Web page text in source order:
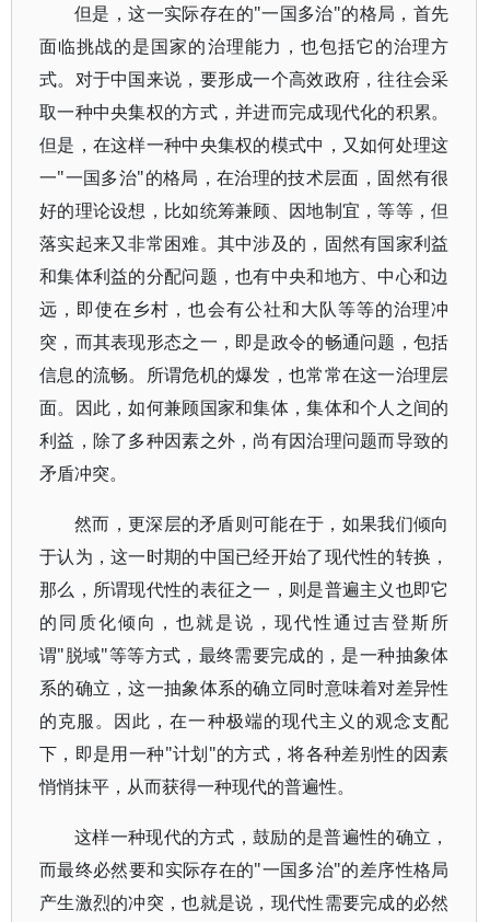
但是，这一实际存在的"一国多治"的格局，首先
面临挑战的是国家的治理能力，也包括它的治理方
式。对于中国来说，要形成一个高效政府，往往会采
取一种中央集权的方式，并进而完成现代化的积累。
但是，在这样一种中央集权的模式中，又如何处理这
一"一国多治"的格局，在治理的技术层面，固然有很
好的理论设想，比如统筹兼顾、因地制宜，等等，但
落实起来又非常困难。其中涉及的，固然有国家利益
和集体利益的分配问题，也有中央和地方、中心和边
远，即使在乡村，也会有公社和大队等等的治理冲
突，而其表现形态之一，即是政令的畅通问题，包括
信息的流畅。所谓危机的爆发，也常常在这一治理层
面。因此，如何兼顾国家和集体，集体和个人之间的
利益，除了多种因素之外，尚有因治理问题而导致的
矛盾冲突。
然而，更深层的矛盾则可能在于，如果我们倾向
于认为，这一时期的中国已经开始了现代性的转换，
那么，所谓现代性的表征之一，则是普遍主义也即它
的同质化倾向，也就是说，现代性通过吉登斯所
谓"脱域"等等方式，最终需要完成的，是一种抽象体
系的确立，这一抽象体系的确立同时意味着对差异性
的克服。因此，在一种极端的现代主义的观念支配
下，即是用一种"计划"的方式，将各种差别性的因素
悄悄抹平，从而获得一种现代的普遍性。
这样一种现代的方式，鼓励的是普遍性的确立，
而最终必然要和实际存在的"一国多治"的差序性格局
产生激烈的冲突，也就是说，现代性需要完成的必然